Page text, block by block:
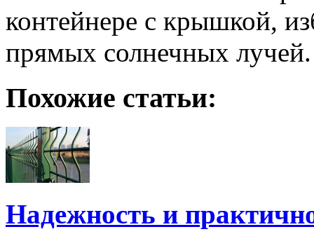
контейнере с крышкой,
прямых солнечных лучей.
Похожие статьи:
Надежность и